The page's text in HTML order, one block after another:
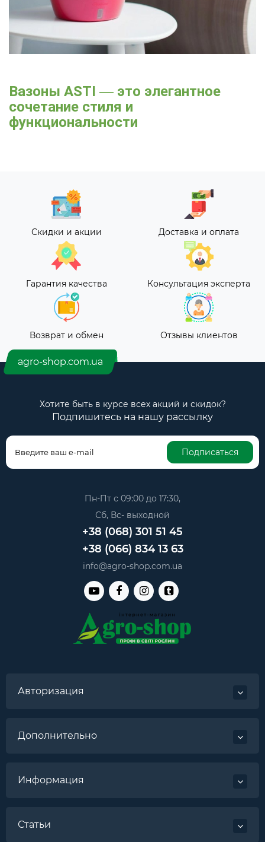
Вазоны ASTI — это элегантное
сочетание стиля и
функциональности
Скидки и акции Доставка и оплата
Гарантия качества Консультация эксперта
Возврат и обмен Отзывы клиентов
agro-shop.com.ua
Хотите быть в курсе всех акций и скидок?
Подпишитесь на нашу рассылку
Подписаться
Пн-Пт с 09:00 до 17:30,
Сб, Вс- выходной
+38 (068) 301 51 45
+38 (066) 834 13 63
info@agro-shop.com.ua
Авторизация
Дополнительно
Информация
Статьи